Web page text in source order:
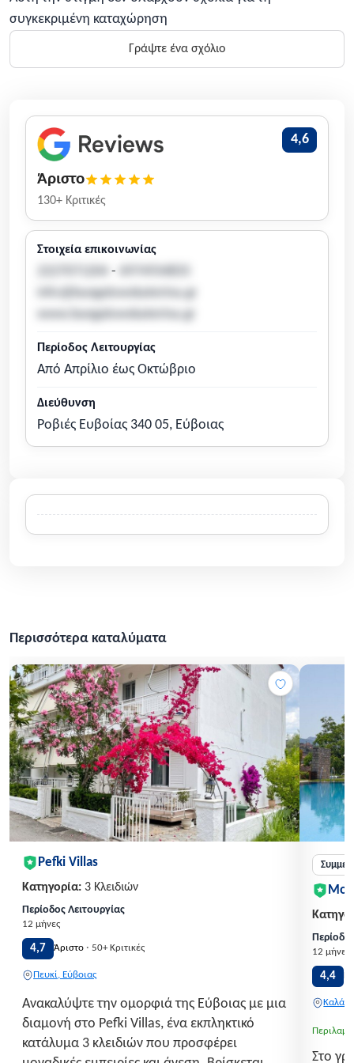
συγκεκριμένη καταχώρηση
Γράψτε ένα σχόλιο
4,6
Άριστο
130+ Κριτικές
Στοιχεία επικοινωνίας
-
info@bungalowskaterina.gr
www.bungalowskaterina.gr
Περίοδος Λειτουργίας
Από Απρίλιο έως Οκτώβριο
Διεύθυνση
Ροβιές Ευβοίας 340 05, Εύβοιας
Περισσότερα καταλύματα
Pefki Villas
Κατηγορία: 3 Κλειδιών
Περίοδος Λειτουργίας
12 μήνες
4,7 Άριστο · 50+ Κριτικές
Πευκί, Εύβοιας
Ανακαλύψτε την ομορφιά της Εύβοιας με μια
διαμονή στο Pefki Villas, ένα εκπληκτικό
κατάλυμα 3 κλειδιών που προσφέρει
12 μήνες
4,4
Στο